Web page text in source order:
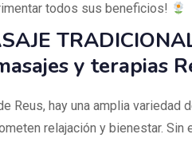
todos sus beneficios!
y terapias
Reus, hay una amplia variedad
relajación y bienestar. Sin